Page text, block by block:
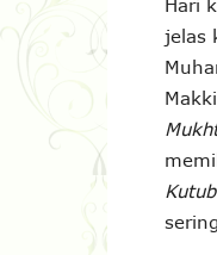
Hari
jelas